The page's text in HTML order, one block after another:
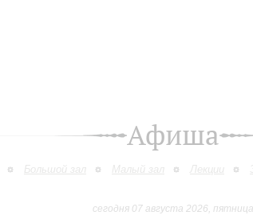
Афиша
Большой зал Малый зал Лекции
сегодня 07 августа 2026, пятница